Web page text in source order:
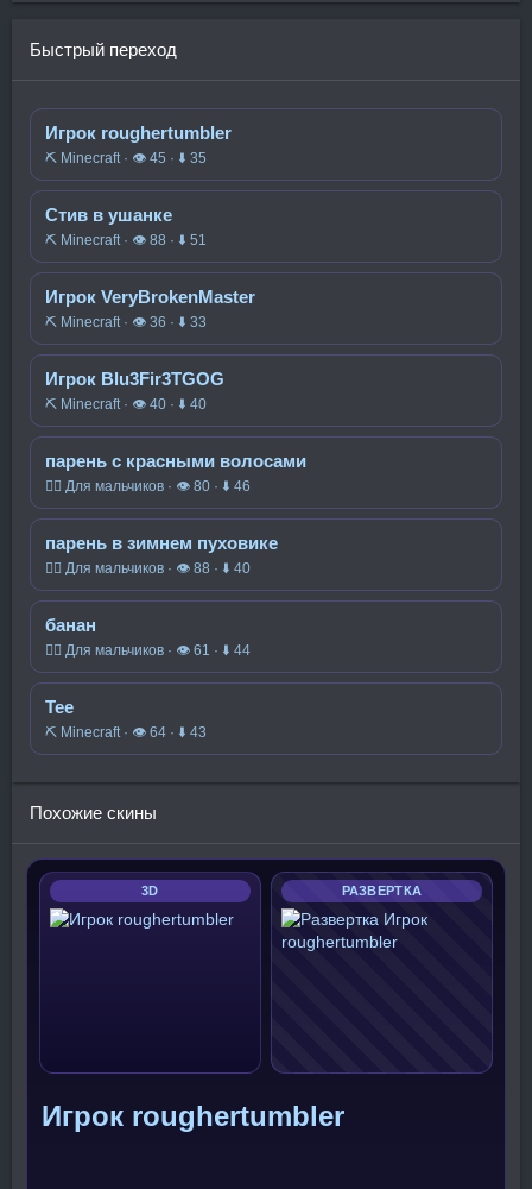
Быстрый переход
Игрок roughertumbler
⛏️ Minecraft · 👁 45 · ⬇ 35
Стив в ушанке
⛏️ Minecraft · 👁 88 · ⬇ 51
Игрок VeryBrokenMaster
⛏️ Minecraft · 👁 36 · ⬇ 33
Игрок Blu3Fir3TGOG
⛏️ Minecraft · 👁 40 · ⬇ 40
парень с красными волосами
🧍‍♂️ Для мальчиков · 👁 80 · ⬇ 46
парень в зимнем пуховике
🧍‍♂️ Для мальчиков · 👁 88 · ⬇ 40
банан
🧍‍♂️ Для мальчиков · 👁 61 · ⬇ 44
Тее
⛏️ Minecraft · 👁 64 · ⬇ 43
Похожие скины
3D РАЗВЕРТКА
Игрок roughertumbler